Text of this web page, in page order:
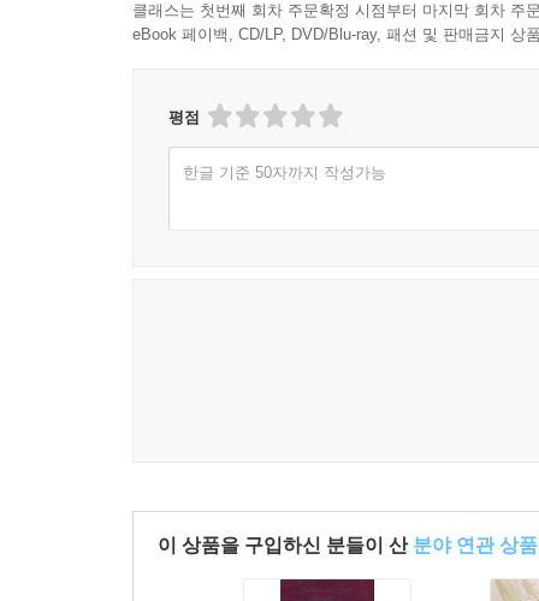
클래스는 첫번째 회차 주문확정 시점부터 마지막 회차 주
eBook 페이백, CD/LP, DVD/Blu-ray, 패션 및 판매금지 상
평점
한글 기준 50자까지 작성가능
이 상품을 구입하신 분들이 산 분야 연관 상품